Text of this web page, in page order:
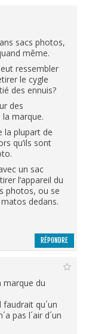
sacs photos,
même.
ressembler
le cygle
des ennuis?
des
marque.
la plupart de
qu’ils sont
un sac
l’appareil du
photos, ou se
dedans.
RÉPONDRE
marque du
qu´un
pas l´air d´un